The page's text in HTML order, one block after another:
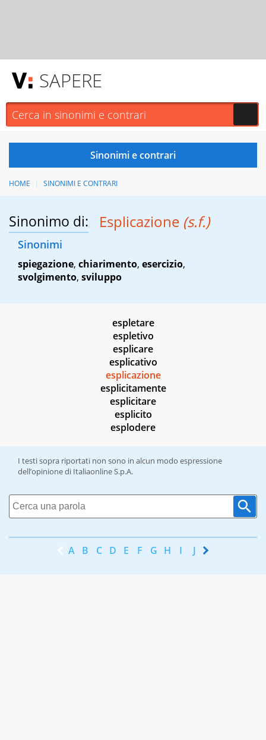
SAPERE
HOME SINONIMI E CONTRARI
Sinonimo di: Esplicazione (s.f.)
Sinonimi
spiegazione, chiarimento, esercizio,
svolgimento, sviluppo
espletare
espletivo
esplicare
esplicativo
esplicazione
esplicitamente
esplicitare
esplicito
esplodere
I testi sopra riportati non sono in alcun modo espressione
dell’opinione di Italiaonline S.p.A.
A B C D E F G H I J K